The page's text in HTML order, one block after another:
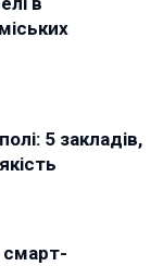
5 закладів,
смарт-